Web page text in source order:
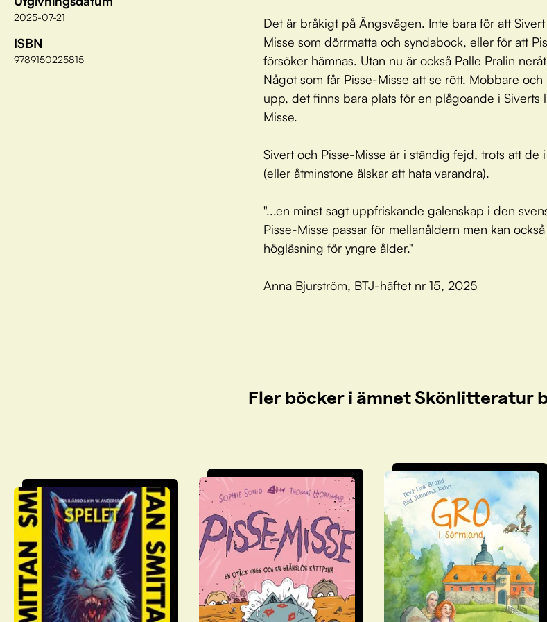
2025-07-21
ISBN
9789150225815
Det är bråkigt på Ängsvägen. Inte bara för att
Misse som dörrmatta och syndabock, eller för att
försöker hämnas. Utan nu är också Palle Pralin
Något som får Pisse-Misse att se rött. Mobbare
upp, det finns bara plats för en plågoande i Siverts
Misse.
Sivert och Pisse-Misse är i ständig fejd, trots att de
(eller åtminstone älskar att hata varandra).
"...en minst sagt uppfriskande galenskap i den
Pisse-Misse passar för mellanåldern men kan
högläsning för yngre ålder."
Anna Bjurström, BTJ-häftet nr 15, 2025
Fler böcker i ämnet Skönlitteratur